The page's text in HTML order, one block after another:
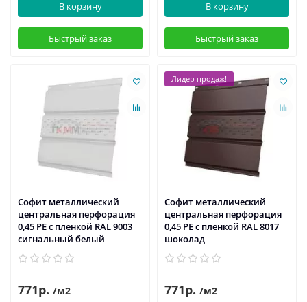
В корзину
Быстрый заказ
В корзину
Быстрый заказ
Софит металлический
центральная перфорация
0,45 PE с пленкой RAL 9003
сигнальный белый
771р. /м2
Лидер продаж!
Софит металлический
центральная перфорация
0,45 PE с пленкой RAL 8017
шоколад
771р. /м2